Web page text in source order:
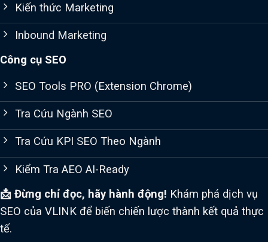
Kiến thức Marketing
Inbound Marketing
Công cụ SEO
SEO Tools PRO (Extension Chrome)
Tra Cứu Ngành SEO
Tra Cứu KPI SEO Theo Ngành
Kiểm Tra AEO AI-Ready
📩 Đừng chỉ đọc, hãy hành động! Khám phá dịch vụ
SEO của VLINK để biến chiến lược thành kết quả thực
tế.